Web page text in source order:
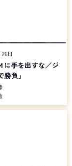
日
に手を出すな／ジ
勝負」